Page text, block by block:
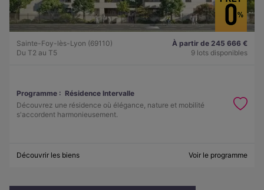
Sainte-Foy-lès-Lyon (69110)
Du T2 au T5
À partir de 245 666 €
9 lots disponibles
Programme : Résidence Intervalle
Découvrez une résidence où élégance, nature et mobilité
s'accordent harmonieusement.
Découvrir les biens Voir le programme